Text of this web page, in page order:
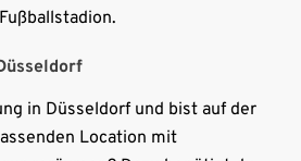
in Düsseldorf und bist auf der
Location mit